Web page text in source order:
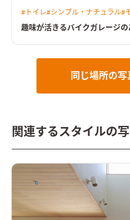
階段、開口の先に広がる庭は、
シアを基調とした落ち着いた
どをガレージに収納、暮らし
# トイレ#シンプル・ナチュラル#
趣味が活きるバイクガレージの
同じ場所の
関連するスタイルの